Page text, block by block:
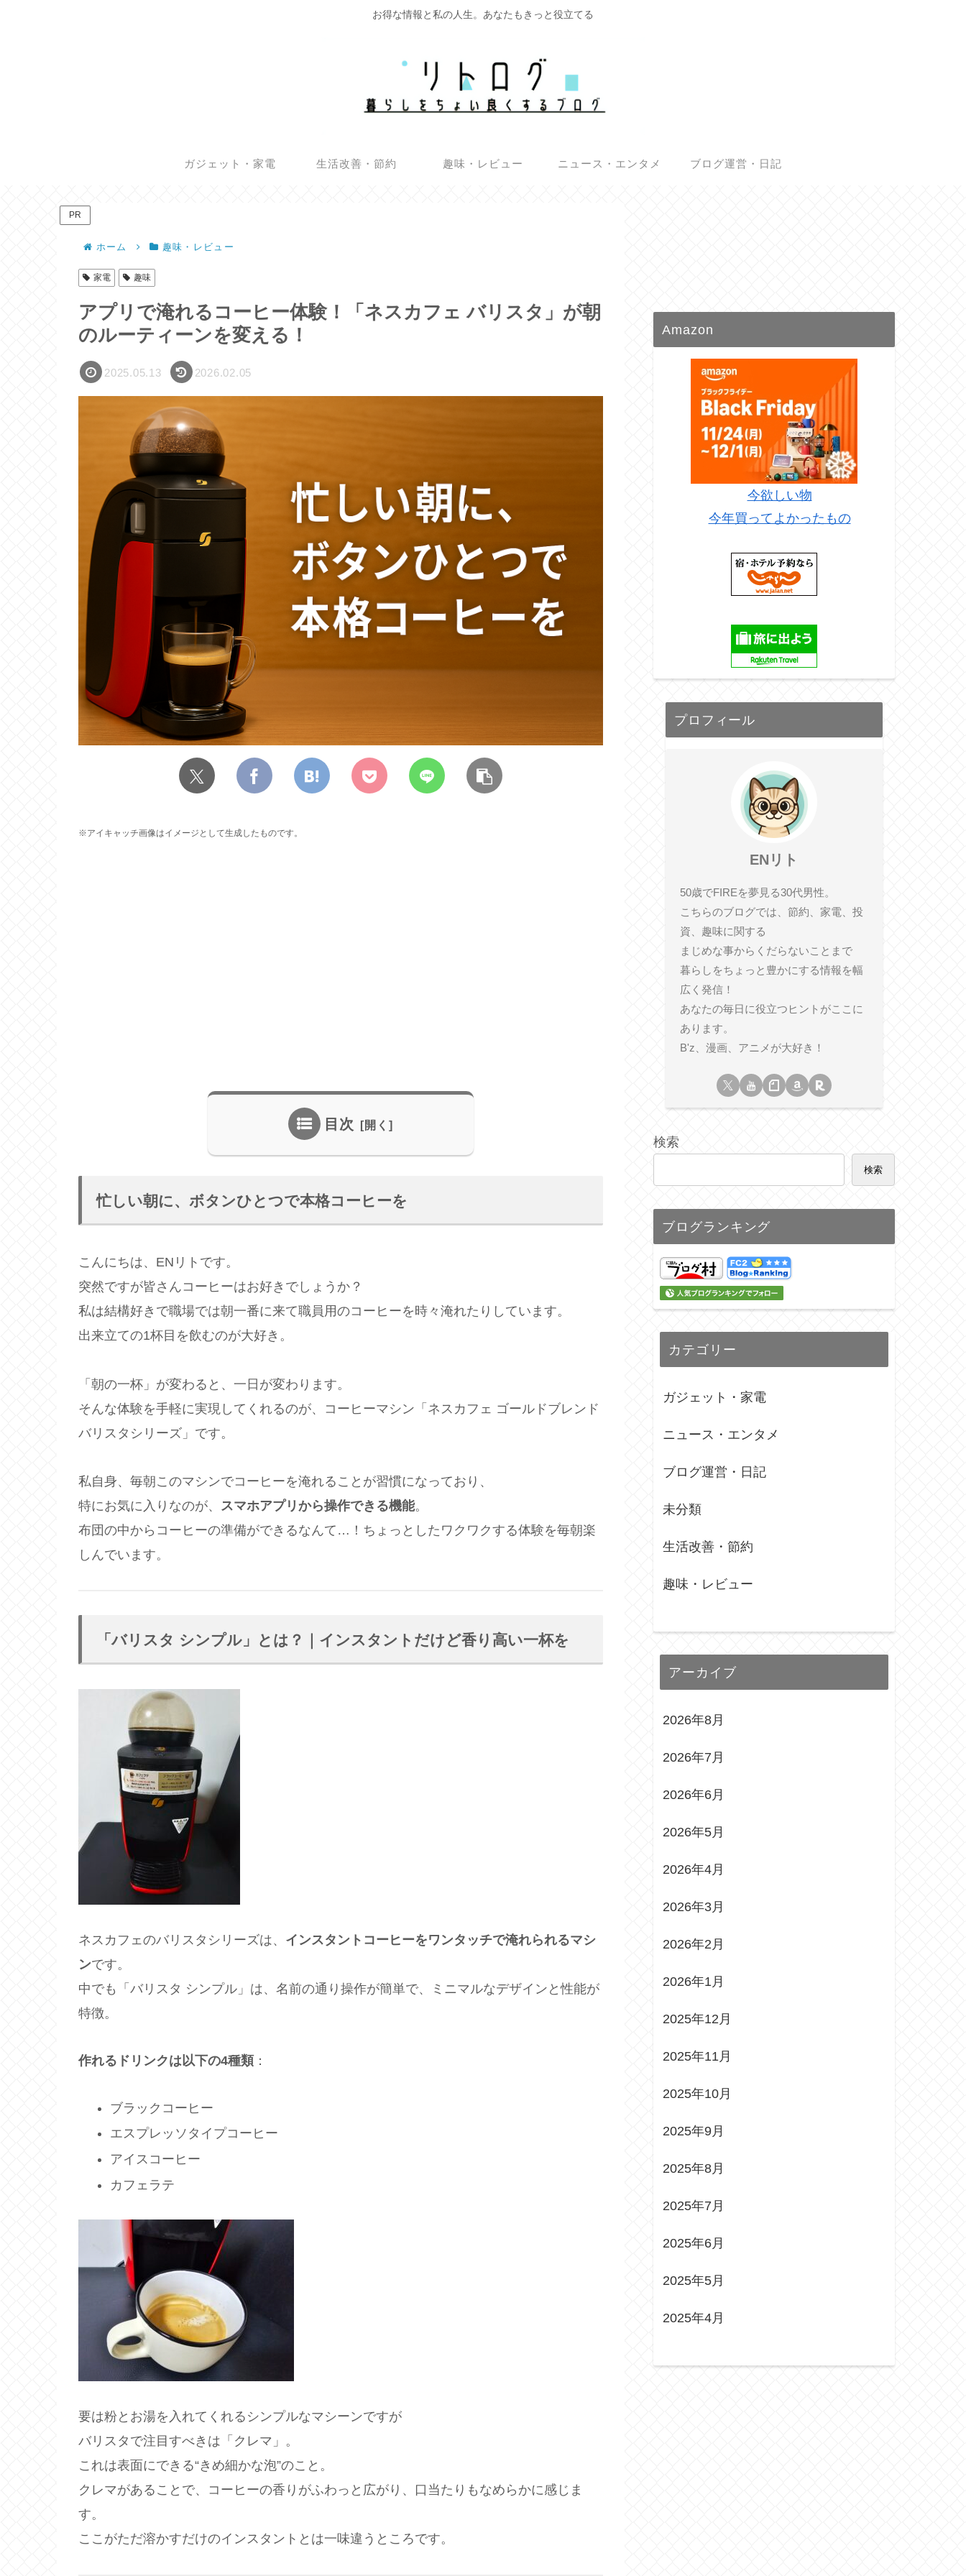
お得な情報と私の人生。あなたもきっと役立てる
ガジェット・家電 生活改善・節約 趣味・レビュー ニュース・エンタメ ブログ運営・日記
PR
ホーム 趣味・レビュー
家電 趣味
アプリで淹れるコーヒー体験！「ネスカフェ バリスタ」が朝
のルーティーンを変える！
2025.05.13 2026.02.05
※アイキャッチ画像はイメージとして生成したものです。
目次
忙しい朝に、ボタンひとつで本格コーヒーを
こんにちは、ENリトです。
突然ですが皆さんコーヒーはお好きでしょうか？
私は結構好きで職場では朝一番に来て職員用のコーヒーを時々淹れたりしています。
出来立ての1杯目を飲むのが大好き。
「朝の一杯」が変わると、一日が変わります。
そんな体験を手軽に実現してくれるのが、コーヒーマシン「ネスカフェ ゴールドブレンド
バリスタシリーズ」です。
私自身、毎朝このマシンでコーヒーを淹れることが習慣になっており、
特にお気に入りなのが、 スマホアプリから操作できる機能。
布団の中からコーヒーの準備ができるなんて…！ちょっとしたワクワクする体験を毎朝楽
しんでいます。
「バリスタ シンプル」とは？｜インスタントだけど香り高い一杯を
ネスカフェのバリスタシリーズは、 インスタントコーヒーをワンタッチで淹れられるマシ
ンです。
中でも「バリスタ シンプル」は、名前の通り操作が簡単で、ミニマルなデザインと性能が
特徴。
作れるドリンクは以下の4種類 ：
ブラックコーヒー
エスプレッソタイプコーヒー
アイスコーヒー
カフェラテ
要は粉とお湯を入れてくれるシンプルなマシーンですが
バリスタで注目すべきは「クレマ」。
これは表面にできる“きめ細かな泡”のこと。
クレマがあることで、コーヒーの香りがふわっと広がり、口当たりもなめらかに感じま
す。
ここがただ溶かすだけのインスタントとは一味違うところです。
Amazon
今欲しい物
今年買ってよかったもの
プロフィール
ENリト
50歳でFIREを夢見る30代男性。
こちらのブログでは、節約、家電、投
資、趣味に関する
まじめな事からくだらないことまで
暮らしをちょっと豊かにする情報を幅
広く発信！
あなたの毎日に役立つヒントがここに
あります。
B'z、漫画、アニメが大好き！
検索
検索
ブログランキング
カテゴリー
ガジェット・家電
ニュース・エンタメ
ブログ運営・日記
未分類
生活改善・節約
趣味・レビュー
アーカイブ
2026年8月
2026年7月
2026年6月
2026年5月
2026年4月
2026年3月
2026年2月
2026年1月
2025年12月
2025年11月
2025年10月
2025年9月
2025年8月
2025年7月
2025年6月
2025年5月
2025年4月